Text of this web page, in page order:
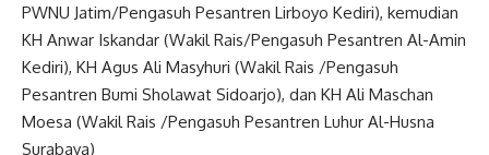
PWNU Jatim/Pengasuh Pesantren Lirboyo Kediri), kemudian
KH Anwar Iskandar (Wakil Rais/Pengasuh Pesantren Al-Amin
Kediri), KH Agus Ali Masyhuri (Wakil Rais /Pengasuh
Pesantren Bumi Sholawat Sidoarjo), dan KH Ali Maschan
Moesa (Wakil Rais /Pengasuh Pesantren Luhur Al-Husna
Surabaya)